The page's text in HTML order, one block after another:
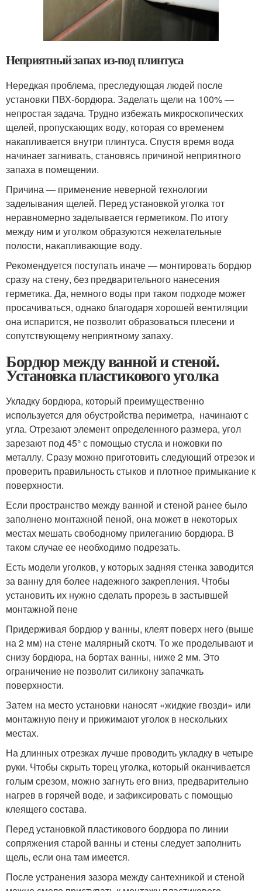
Неприятный запах из-под плинтуса
Нередкая проблема, преследующая людей после
установки ПВХ-бордюра. Заделать щели на 100% —
непростая задача. Трудно избежать микроскопических
щелей, пропускающих воду, которая со временем
накапливается внутри плинтуса. Спустя время вода
начинает загнивать, становясь причиной неприятного
запаха в помещении.
Причина — применение неверной технологии
заделывания щелей. Перед установкой уголка тот
неравномерно заделывается герметиком. По итогу
между ним и уголком образуются нежелательные
полости, накапливающие воду.
Рекомендуется поступать иначе — монтировать бордюр
сразу на стену, без предварительного нанесения
герметика. Да, немного воды при таком подходе может
просачиваться, однако благодаря хорошей вентиляции
она испарится, не позволит образоваться плесени и
сопутствующему неприятному запаху.
Бордюр между ванной и стеной.
Установка пластикового уголка
Укладку бордюра, который преимущественно
используется для обустройства периметра, начинают с
угла. Отрезают элемент определенного размера, угол
зарезают под 45° с помощью стусла и ножовки по
металлу. Сразу можно приготовить следующий отрезок и
проверить правильность стыков и плотное примыкание к
поверхности.
Если пространство между ванной и стеной ранее было
заполнено монтажной пеной, она может в некоторых
местах мешать свободному прилеганию бордюра. В
таком случае ее необходимо подрезать.
Есть модели уголков, у которых задняя стенка заводится
за ванну для более надежного закрепления. Чтобы
установить их нужно сделать прорезь в застывшей
монтажной пене
Придерживая бордюр у ванны, клеят поверх него (выше
на 2 мм) на стене малярный скотч. То же проделывают и
снизу бордюра, на бортах ванны, ниже 2 мм. Это
ограничение не позволит силикону запачкать
поверхности.
Затем на место установки наносят «жидкие гвозди» или
монтажную пену и прижимают уголок в нескольких
местах.
На длинных отрезках лучше проводить укладку в четыре
руки. Чтобы скрыть торец уголка, который оканчивается
голым срезом, можно загнуть его вниз, предварительно
нагрев в горячей воде, и зафиксировать с помощью
клеящего состава.
Перед установкой пластикового бордюра по линии
сопряжения старой ванны и стены следует заполнить
щель, если она там имеется.
После устранения зазора между сантехникой и стеной